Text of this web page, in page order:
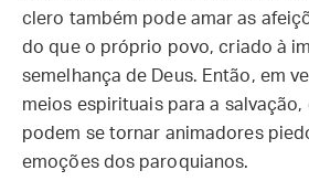
clero também pode amar as
do que o próprio povo, criado à
semelhança de Deus. Então, em
meios espirituais para a
podem se tornar animadores
emoções dos paroquianos.